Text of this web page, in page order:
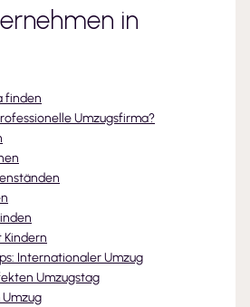
in
finden
Umzugsfirma?
Kindern
Internationaler Umzug
Umzugstag